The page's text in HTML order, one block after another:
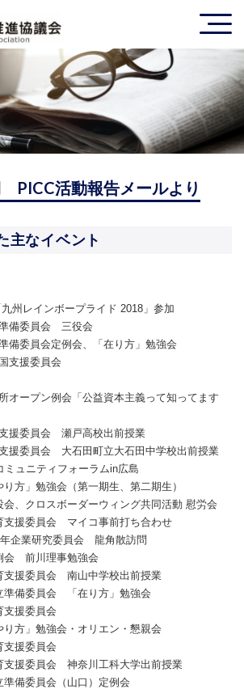
PICC活動報告メールより
主なイベント
州レインボープライド 2018」参加
備委員会 三役会
備委員会定例会、「在り方」勉強会
支援委員会
オープン例会「公益資本主義って知ってます
援委員会 瀬戸高校出前授業
援委員会 大石田町立大石田中学校出前授業
ミュニティフォーラムin広島
方」勉強会（第一期生、第二期生）
会、クロスボーダーウィング共同活動 慰労会
支援委員会 マイコ事前打ち合わせ
企業研究委員会 龍角散訪問
会 前川理事勉強会
支援委員会 南山中学校出前授業
準備委員会 「在り方」勉強会
支援委員会
り方」勉強会・オリエン・懇親会
支援委員会
支援委員会 神奈川工科大学出前授業
備委員会（山口）定例会